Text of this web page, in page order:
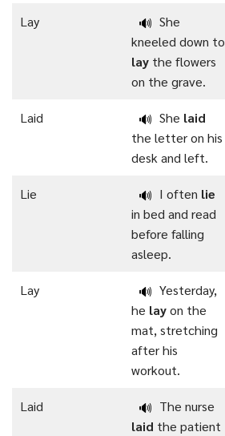
Lay 🔊 She
kneeled down to
lay the flowers
on the grave.
Laid 🔊 She laid
the letter on his
desk and left.
Lie 🔊 I often lie
in bed and read
before falling
asleep.
Lay 🔊 Yesterday,
he layon the
mat, stretching
after his
workout.
Laid 🔊 The nurse
laid the patient